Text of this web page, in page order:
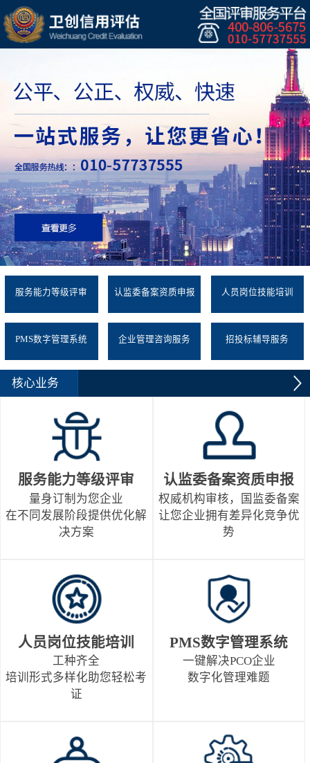
服务能力等级评审 认监委备案资质申报 人员岗位技能培训
PMS数字管理系统 企业管理咨询服务 招投标辅导服务
核心业务
服务能力等级评审
量身订制为您企业
在不同发展阶段提供优化解
决方案
认监委备案资质申报
权威机构审核，国监委备案
让您企业拥有差异化竞争优
势
人员岗位技能培训
工种齐全
培训形式多样化助您轻松考
证
PMS数字管理系统
一键解决PCO企业
数字化管理难题